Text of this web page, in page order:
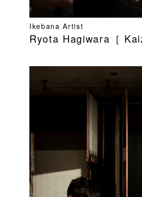
Ikebana Artist
Ryota Hagiwara［